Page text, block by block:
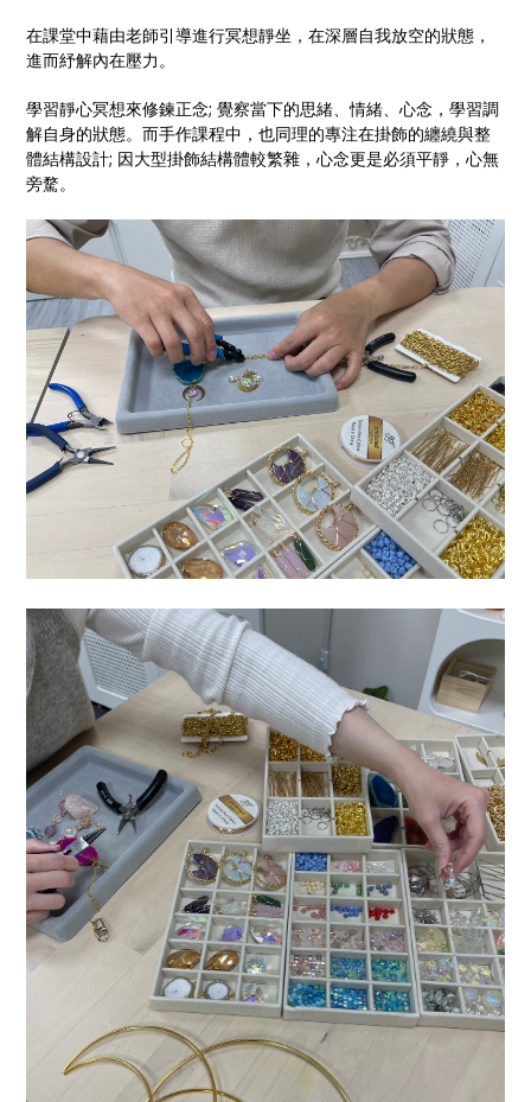
在課堂中藉由老師引導進行冥想靜坐，在深層自我放空的狀態，
進而紓解內在壓力。
學習靜心冥想來修鍊正念; 覺察當下的思緒、情緒、心念，學習調
解自身的狀態。而手作課程中，也同理的專注在掛飾的纏繞與整
體結構設計; 因大型掛飾結構體較繁雜，心念更是必須平靜，心無
旁騖。